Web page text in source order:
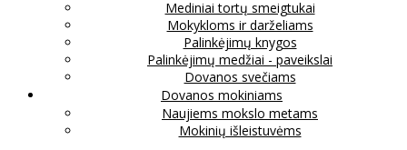
Mediniai tortų smeigtukai
Mokykloms ir darželiams
Palinkėjimų knygos
Palinkėjimų medžiai - paveikslai
Dovanos svečiams
Dovanos mokiniams
Naujiems mokslo metams
Mokinių išleistuvėms